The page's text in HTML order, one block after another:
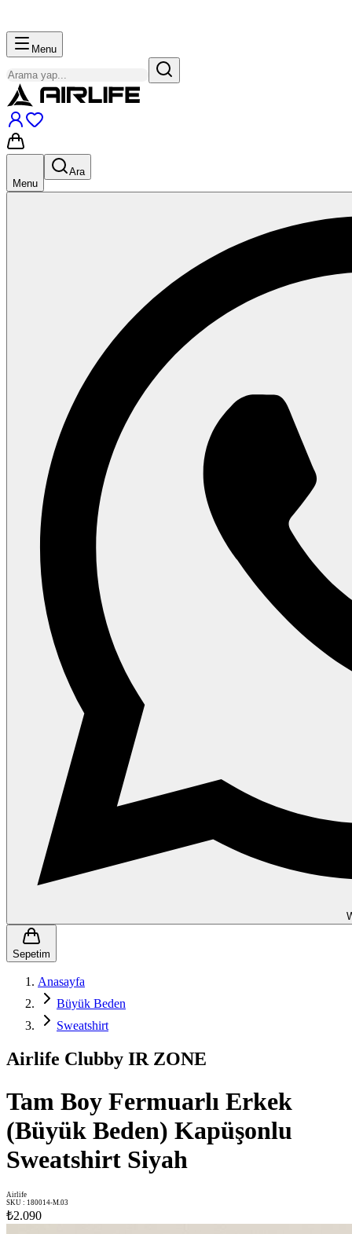
Menu
Menu
Ara
Sepetim
Anasayfa
Büyük Beden
Sweatshirt
Airlife Clubby IR ZONE
Tam Boy Fermuarlı Erkek
(Büyük Beden) Kapüşonlu
Sweatshirt Siyah
Airlife
SKU : 180014-M.03
₺2.090